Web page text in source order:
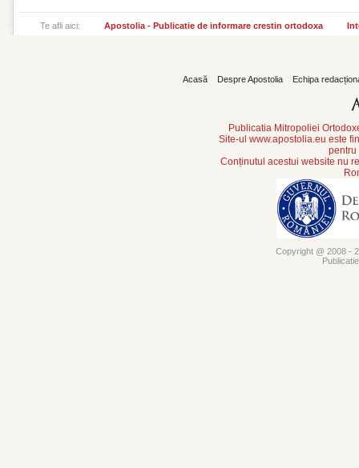
Te afli aici: Apostolia - Publicatie de informare crestin ortodoxa
Acasă Despre Apostolia Echipa
Publicatia Mitropoliei
Site-ul www.apostolia.eu este
pentru
Conținutul acestui website nu
Copyright @ 2008 -